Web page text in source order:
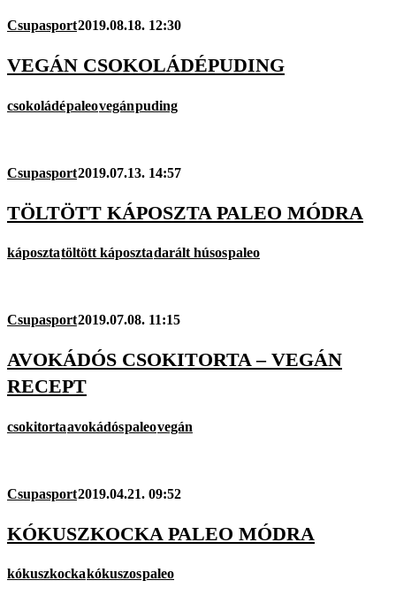
Csupasport2019.08.18. 12:30
VEGÁN CSOKOLÁDÉPUDING
csokoládépaleovegánpuding
Csupasport2019.07.13. 14:57
TÖLTÖTT KÁPOSZTA PALEO MÓDRA
káposztatöltött káposztadarált húsospaleo
Csupasport2019.07.08. 11:15
AVOKÁDÓS CSOKITORTA – VEGÁN
RECEPT
csokitortaavokádóspaleovegán
Csupasport2019.04.21. 09:52
KÓKUSZKOCKA PALEO MÓDRA
kókuszkockakókuszospaleo